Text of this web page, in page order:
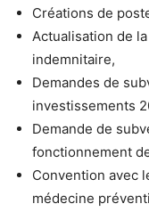
Créations de
Actualisation de
indemnitaire,
Demandes de
investissements
Demande de
fonctionnement
Convention avec
médecine